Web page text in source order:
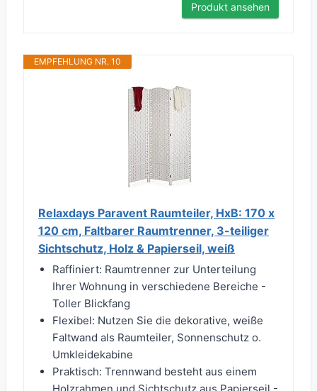
Produkt ansehen
EMPFEHLUNG NR. 10
Relaxdays Paravent Raumteiler, HxB: 170 x
120 cm, Faltbarer Raumtrenner, 3-teiliger
Sichtschutz, Holz & Papierseil, weiß
Raffiniert: Raumtrenner zur Unterteilung
Ihrer Wohnung in verschiedene Bereiche -
Toller Blickfang
Flexibel: Nutzen Sie die dekorative, weiße
Faltwand als Raumteiler, Sonnenschutz o.
Umkleidekabine
Praktisch: Trennwand besteht aus einem